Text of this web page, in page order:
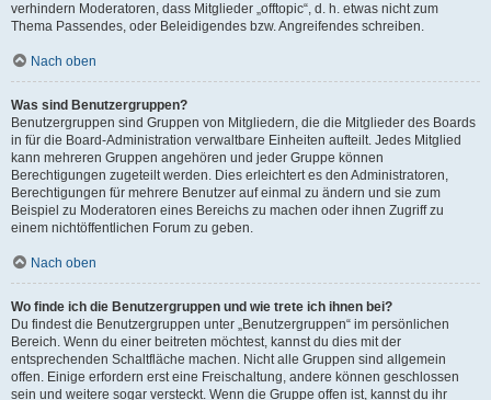
verhindern Moderatoren, dass Mitglieder „offtopic“, d. h. etwas nicht zum
Thema Passendes, oder Beleidigendes bzw. Angreifendes schreiben.
Nach oben
Was sind Benutzergruppen?
Benutzergruppen sind Gruppen von Mitgliedern, die die Mitglieder des Boards
in für die Board-Administration verwaltbare Einheiten aufteilt. Jedes Mitglied
kann mehreren Gruppen angehören und jeder Gruppe können
Berechtigungen zugeteilt werden. Dies erleichtert es den Administratoren,
Berechtigungen für mehrere Benutzer auf einmal zu ändern und sie zum
Beispiel zu Moderatoren eines Bereichs zu machen oder ihnen Zugriff zu
einem nichtöffentlichen Forum zu geben.
Nach oben
Wo finde ich die Benutzergruppen und wie trete ich ihnen bei?
Du findest die Benutzergruppen unter „Benutzergruppen“ im persönlichen
Bereich. Wenn du einer beitreten möchtest, kannst du dies mit der
entsprechenden Schaltfläche machen. Nicht alle Gruppen sind allgemein
offen. Einige erfordern erst eine Freischaltung, andere können geschlossen
sein und weitere sogar versteckt. Wenn die Gruppe offen ist, kannst du ihr